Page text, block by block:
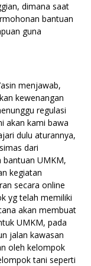
dimana saat
bantuan
guna
menjawab,
kewenangan
regulasi
akan kami bawa
dulu aturannya,
dari
bantuan UMKM,
kegiatan
secara online
yg telah memiliki
akan membuat
UMKM, pada
jalan kawasan
oleh kelompok
tani seperti